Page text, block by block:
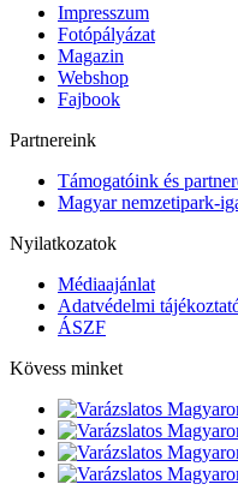
Impresszum
Fotópályázat
Magazin
Webshop
Fajbook
Partnereink
Támogatóink és
Magyar nemzetipark-
Nyilatkozatok
Médiaajánlat
Adatvédelmi
ÁSZF
Kövess minket